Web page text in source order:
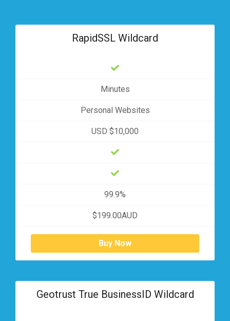
RapidSSL Wildcard
Minutes
Personal Websites
USD $10,000
99.9%
$199.00AUD
Buy Now
Geotrust True BusinessID Wildcard